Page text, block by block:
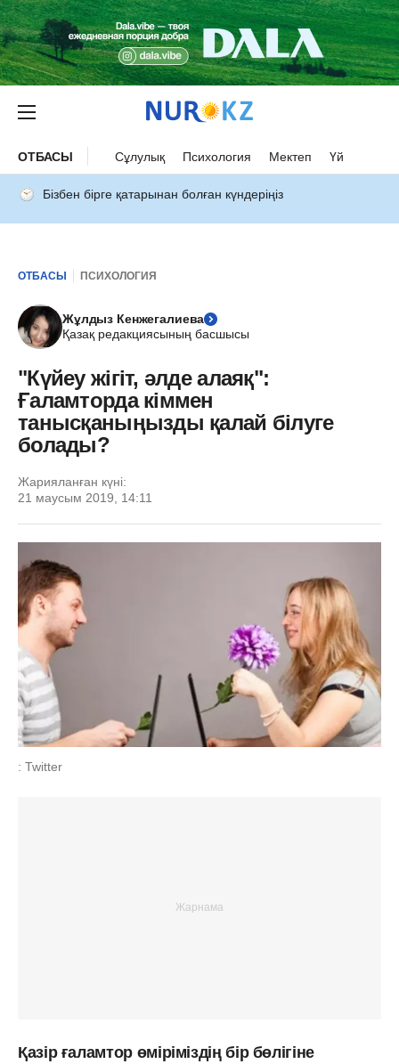
ОТБАСЫ Сұлулық Психология Мектеп Үй
Бізбен бірге қатарынан болған күндеріңіз
ОТБАСЫ ПСИХОЛОГИЯ
Жұлдыз Кенжегалиева
Қазақ редакциясының басшысы
"Күйеу жігіт, әлде алаяқ":
Ғаламторда кіммен
танысқаныңызды қалай білуге
болады?
Жарияланған күні:
21 маусым 2019, 14:11
: Twitter
Қазір ғаламтор өміріміздің бір бөлігіне